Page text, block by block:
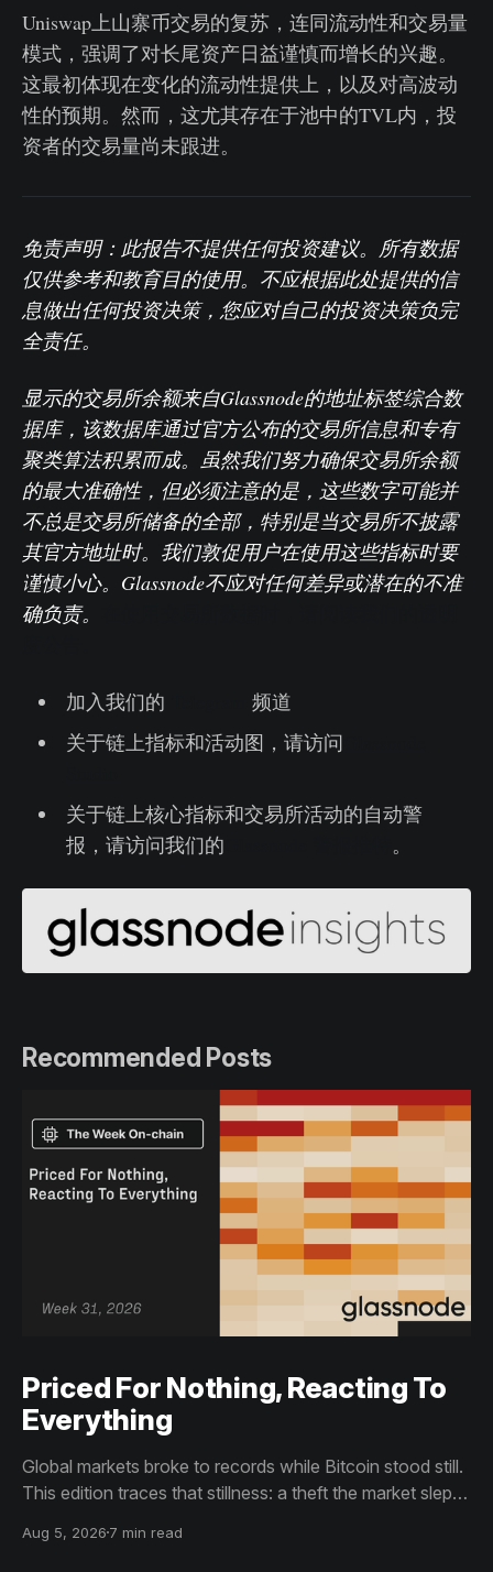
Uniswap上山寨币交易的复苏，连同流动性和交易量
模式，强调了对长尾资产日益谨慎而增长的兴趣。
这最初体现在变化的流动性提供上，以及对高波动
性的预期。然而，这尤其存在于池中的TVL内，投
资者的交易量尚未跟进。
免责声明：此报告不提供任何投资建议。所有数据
仅供参考和教育目的使用。不应根据此处提供的信
息做出任何投资决策，您应对自己的投资决策负完
全责任。
显示的交易所余额来自Glassnode的地址标签综合数
据库，该数据库通过官方公布的交易所信息和专有
聚类算法积累而成。虽然我们努力确保交易所余额
的最大准确性，但必须注意的是，这些数字可能并
不总是交易所储备的全部，特别是当交易所不披露
其官方地址时。我们敦促用户在使用这些指标时要
谨慎小心。Glassnode不应对任何差异或潜在的不准
确负责。
加入我们的
频道
关于链上指标和活动图，请访问
关于链上核心指标和交易所活动的自动警
报，请访问我们的
。
Recommended Posts
Priced For Nothing, Reacting To
Everything
Global markets broke to records while Bitcoin stood still.
This edition traces that stillness: a theft the market slept
than capitulation, and an options market priced for
Aug 5, 2026 7 min read